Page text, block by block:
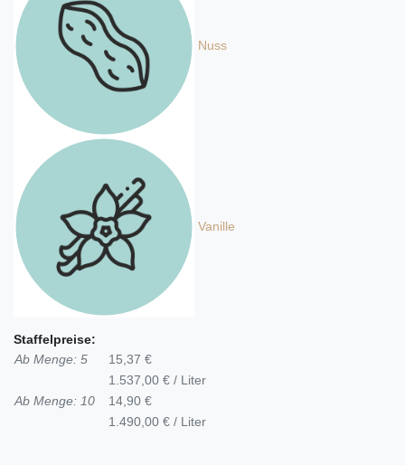
Nuss
Vanille
Staffelpreise:
Ab Menge: 5
15,37 €
1.537,00 € / Liter
Ab Menge: 10
14,90 €
1.490,00 € / Liter